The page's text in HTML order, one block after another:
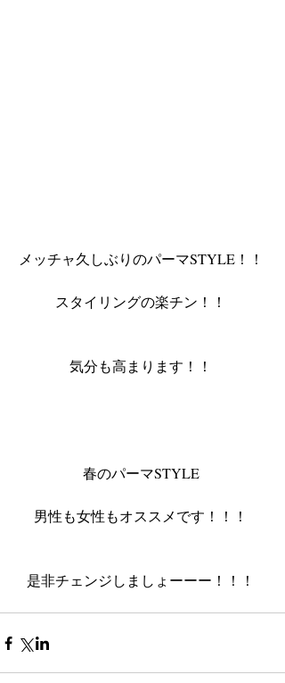
メッチャ久しぶりのパーマSTYLE！！
スタイリングの楽チン！！
気分も高まります！！
春のパーマSTYLE
男性も女性もオススメです！！！
是非チェンジしましょーーー！！！